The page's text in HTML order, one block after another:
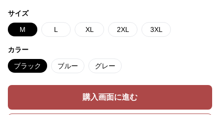
サイズ
M L XL 2XL 3XL
カラー
ブラック ブルー グレー
購入画面に進む